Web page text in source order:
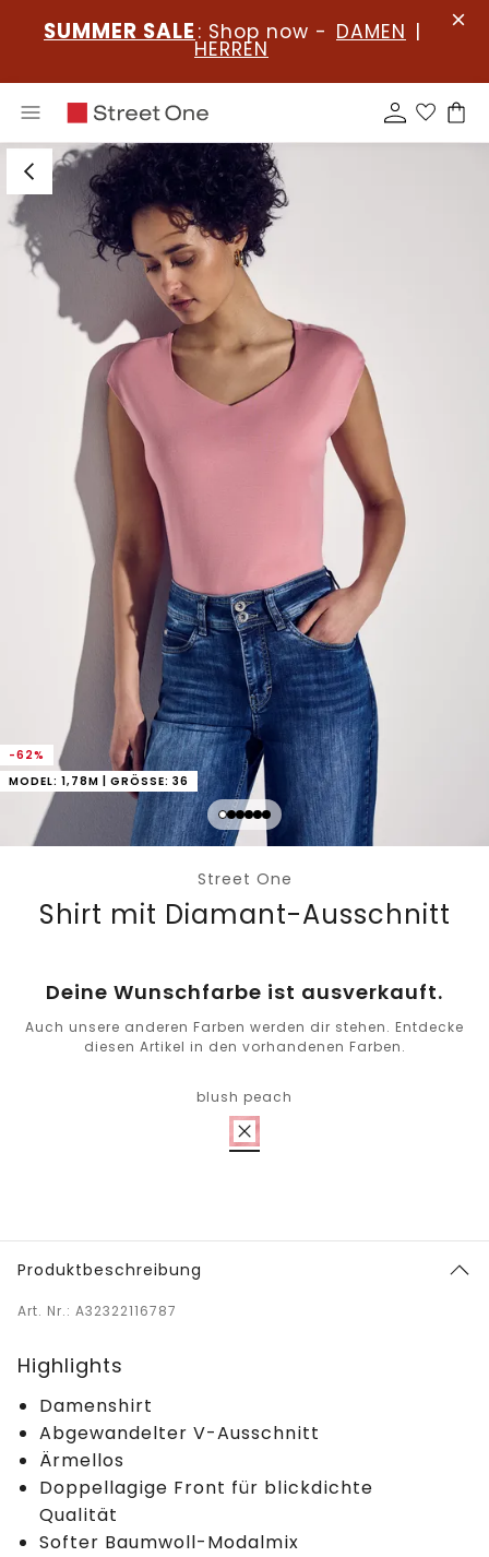
SUMMER SALE : Shop now - DAMEN |
HERREN
-62%
MODEL: 1,78M | GRÖSSE: 36
Street One
Shirt mit Diamant-Ausschnitt
Deine Wunschfarbe ist ausverkauft.
Auch unsere anderen Farben werden dir stehen. Entdecke
diesen Artikel in den vorhandenen Farben.
blush peach
Produktbeschreibung
Art. Nr.: A32322116787
Highlights
Damenshirt
Abgewandelter V-Ausschnitt
Ärmellos
Doppellagige Front für blickdichte
Qualität
Softer Baumwoll-Modalmix